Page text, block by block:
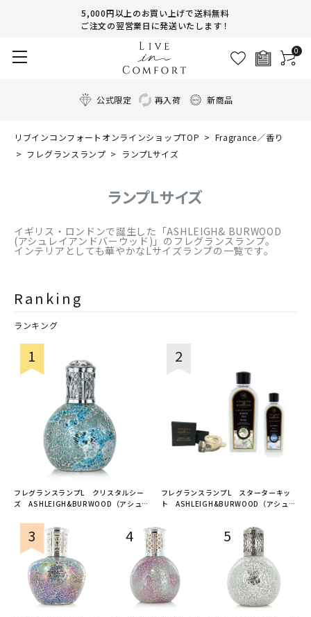
5,000円以上のお買い上げで送料無料
ご注文の翌営業日に発送いたします！
0
公式限定 再入荷 新商品
リブインコンフォートオンラインショップTOP
Fragrance／香り
フレグランスランプ
ランプLサイズ
ランプLサイズ
イギリス・ロンドンで誕生した「ASHLEIGH& BURWOOD
(アシュレイアンドバーウッド)」のフレグランスランプ。
インテリアとしても華やかなLサイズランプの一覧です。
Ranking
ランキング
フレグランスランプL クリスタルシー
ズ ASHLEIGH&BURWOOD（アシュレ
フレグランスランプL スターターキッ
ト ASHLEIGH&BURWOOD（アシュレ